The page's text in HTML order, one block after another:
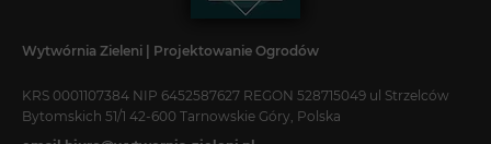
Wytwórnia Zieleni | Projektowanie Ogrodów
KRS 0001107384 NIP 6452587627 REGON 528715049 ul Strzelców
Bytomskich 51/1 42-600 Tarnowskie Góry, Polska